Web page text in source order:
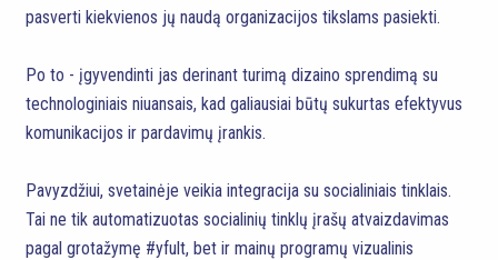
pasverti kiekvienos jų naudą organizacijos tikslams pasiekti.
Po to - įgyvendinti jas derinant turimą dizaino sprendimą su
technologiniais niuansais, kad galiausiai būtų sukurtas efektyvus
komunikacijos ir pardavimų įrankis.
Pavyzdžiui, svetainėje veikia integracija su socialiniais tinklais.
Tai ne tik automatizuotas socialinių tinklų įrašų atvaizdavimas
pagal grotažymę #yfult, bet ir mainų programų vizualinis